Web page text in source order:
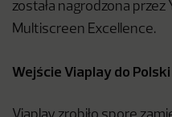
została nagrodzona
Multiscreen Excellence.
Wejście Viaplay do Polski